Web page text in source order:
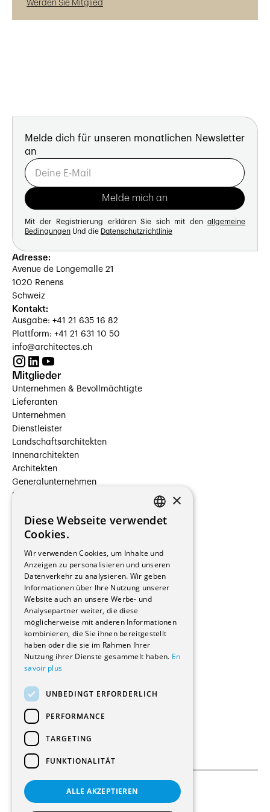
Werden Sie Mitglied
Melde dich für unseren monatlichen Newsletter
an
Mit der Registrierung erklären Sie sich mit den allgemeine
Bedingungen Und die Datenschutzrichtlinie
Adresse:
Avenue de Longemalle 21
1020 Renens
Schweiz
Kontakt:
Ausgabe: +41 21 635 16 82
Plattform: +41 21 631 10 50
info@architectes.ch
Mitglieder
Unternehmen & Bevollmächtigte
Lieferanten
Unternehmen
Dienstleister
Landschaftsarchitekten
Innenarchitekten
Architekten
Generalunternehmen
Beauftragte Unternehmen
Hersteller/Lieferanten
Bauherrschaften
Immobilienverwaltungsgesellschaften
Stockwerkeigentum
Reportagen
Wohnungen
Renovierungen
Innere Umbauten
Gastgewerbe und Tourismus
Verwaltungsgebäude und Geschäfte
Schuleinrichtungen
Medizinische Einrichtungen
Kultur - Sport - Freizeit
Industrie - Handwerk
Transport und Parkplätze
Diverse Bauten
Allgemeine Bedingungen
FRENCH
×
Diese Webseite verwendet
Cookies.
Wir verwenden Cookies, um Inhalte und
Anzeigen zu personalisieren und unseren
Datenverkehr zu analysieren. Wir geben
Informationen über Ihre Nutzung unserer
Website auch an unsere Werbe- und
Analysepartner weiter, die diese
möglicherweise mit anderen Informationen
kombinieren, die Sie ihnen bereitgestellt
haben oder die sie im Rahmen Ihrer
Nutzung ihrer Dienste gesammelt haben. En
savoir plus
UNBEDINGT ERFORDERLICH
PERFORMANCE
TARGETING
FUNKTIONALITÄT
ALLE AKZEPTIEREN